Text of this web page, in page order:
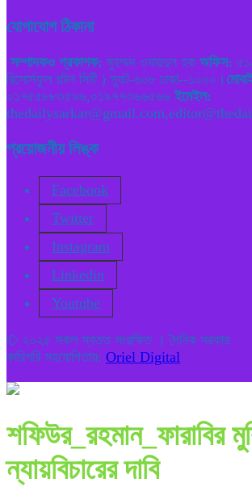
যোগাযোগ ঠিকানা
সম্পাদকও প্রকাশক: মুহম্মদ ওবায়দুল হক অফিস:
রিসোর্সফুল পল্টন সিটি ) স্যুট-৬০৮ ঢাকা--১০০০।
০১৭৫৫৮৮৩৫৯৬,০১৯৭৭৩৬৬৫৬৬ ইমেইল:
প্রয়োজনীয় লিঙ্ক
Facebook
Twitter
Instagram
Linkedin
Youtube
© ২০২৫ সকল স্বত্ত সংরক্ষিত । দৈনিক সরকার
কারিগরি সহযোগিতায়: Oriel Digital
শফিউর_রহমান_ফারাবির
ন্যায়বিচারের দাবি